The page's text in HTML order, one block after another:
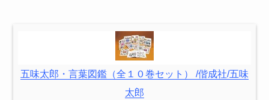
五味太郎・言葉図鑑（全１０巻セット） /偕成社/五味
太郎